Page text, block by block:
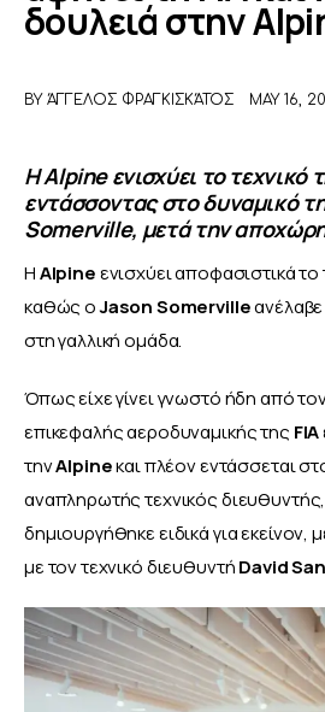
δουλειά στην
BY ΆΓΓΕΛΟΣ ΦΡΑΓΚΙΣΚΆΤΟΣ MAY 16,
Η Alpine ενισχύει το τεχνικό
εντάσσοντας στο δυναμικό
Somerville, μετά την
Η Alpine ενισχύει αποφασιστικά το
καθώς ο Jason Somerville
στη γαλλική ομάδα.
Όπως είχε γίνει γνωστό ήδη από
επικεφαλής αεροδυναμικής της FIA
την Alpine και πλέον εντάσσεται
αναπληρωτής τεχνικός
δημιουργήθηκε ειδικά για εκείνον,
με τον τεχνικό διευθυντή David